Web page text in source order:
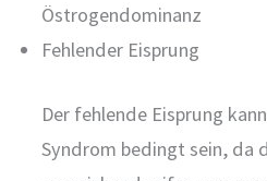
Östrogendominanz
Fehlender Eisprung
Der fehlende Eisprung
Syndrom bedingt sein, da